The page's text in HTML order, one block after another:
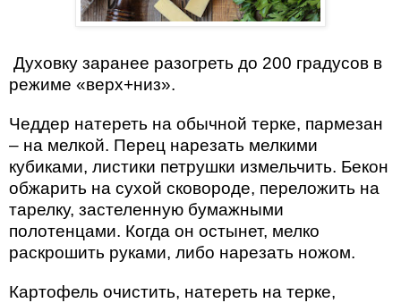
Духовку заранее разогреть до 200 градусов в
режиме «верх+низ».
Чеддер натереть на обычной терке, пармезан
– на мелкой. Перец нарезать мелкими
кубиками, листики петрушки измельчить. Бекон
обжарить на сухой сковороде, переложить на
тарелку, застеленную бумажными
полотенцами. Когда он остынет, мелко
раскрошить руками, либо нарезать ножом.
Картофель очистить, натереть на терке,